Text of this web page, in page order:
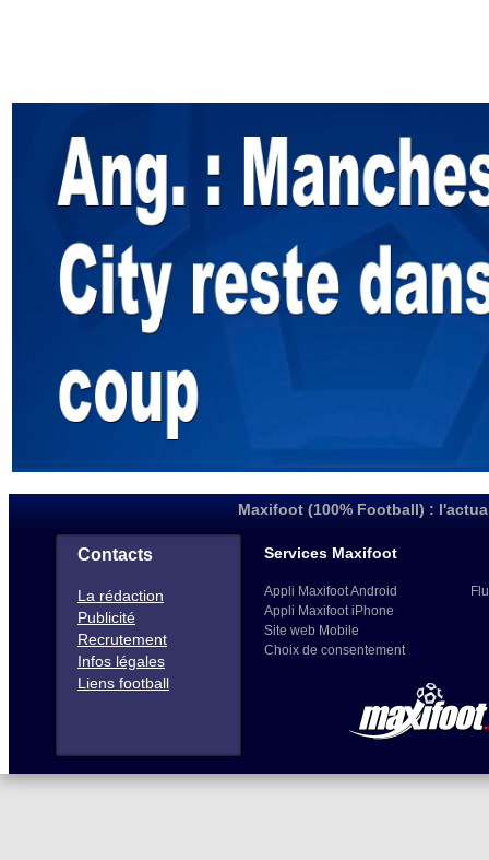
Maxifoot (100% Football) :
Contacts
La rédaction
Publicité
Recrutement
Infos légales
Liens football
Services Maxifoot
Appli Maxifoot Android
Appli Maxifoot iPhone
Site web Mobile
Choix de consentement